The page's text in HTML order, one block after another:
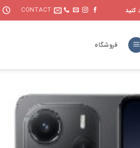
کنید CONTACT
فروشگاه